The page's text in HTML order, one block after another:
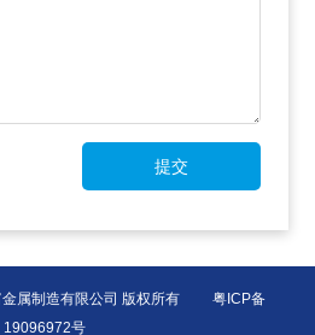
金属制造有限公司 版权所有 粤ICP备
19096972号